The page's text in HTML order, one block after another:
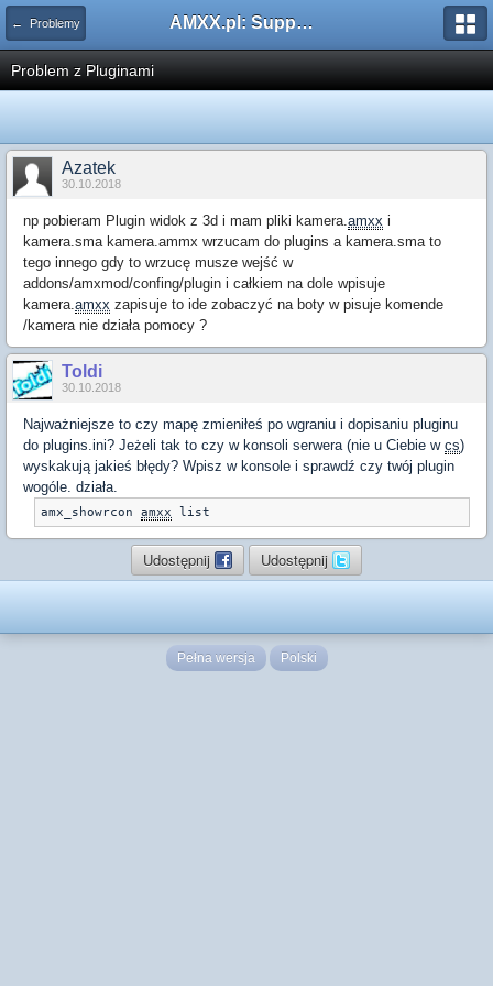
← Problemy AMXX.pl: Support AMX Mod X i SourceMod
Problem z Pluginami
Azatek
30.10.2018
np pobieram Plugin widok z 3d i mam pliki kamera.amxx i
kamera.sma kamera.ammx wrzucam do plugins a kamera.sma to
tego innego gdy to wrzucę musze wejść w
addons/amxmod/confing/plugin i całkiem na dole wpisuje
kamera.amxx zapisuje to ide zobaczyć na boty w pisuje komende
/kamera nie działa pomocy ?
Toldi
30.10.2018
Najważniejsze to czy mapę zmieniłeś po wgraniu i dopisaniu pluginu
do plugins.ini? Jeżeli tak to czy w konsoli serwera (nie u Ciebie w cs)
wyskakują jakieś błędy? Wpisz w konsole i sprawdź czy twój plugin
wogóle. działa.
amx_showrcon amxx
Udostępnij Udostępnij
Pełna wersja Polski